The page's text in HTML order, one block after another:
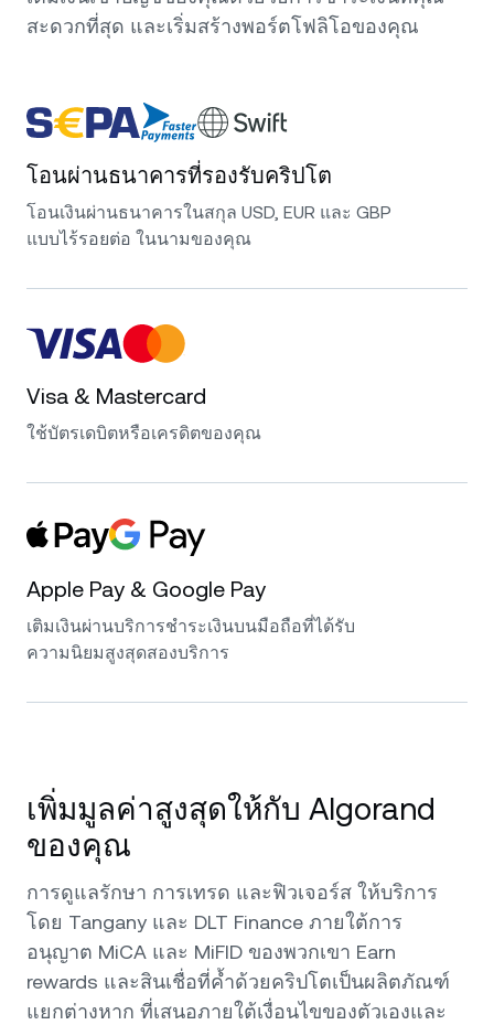
สะดวกที่สุด และเริ่มสร้างพอร์ตโฟลิโอของคุณ
โอนผ่านธนาคารที่รองรับคริปโต
โอนเงินผ่านธนาคารในสกุล USD, EUR และ GBP
แบบไร้รอยต่อ ในนามของคุณ
Visa & Mastercard
ใช้บัตรเดบิตหรือเครดิตของคุณ
Apple Pay & Google Pay
เติมเงินผ่านบริการชำระเงินบนมือถือที่ได้รับ
ความนิยมสูงสุดสองบริการ
เพิ่มมูลค่าสูงสุดให้กับ Algorand
ของคุณ
การดูแลรักษา การเทรด และฟิวเจอร์ส ให้บริการ
โดย Tangany และ DLT Finance ภายใต้การ
อนุญาต MiCA และ MiFID ของพวกเขา Earn
rewards และสินเชื่อที่ค้ำด้วยคริปโตเป็นผลิตภัณฑ์
แยกต่างหาก ที่เสนอภายใต้เงื่อนไขของตัวเองและ